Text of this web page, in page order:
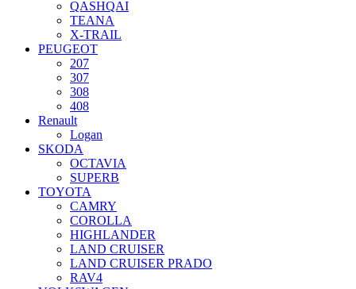
QASHQAI
TEANA
X-TRAIL
PEUGEOT
207
307
308
408
Renault
Logan
SKODA
OCTAVIA
SUPERB
TOYOTA
CAMRY
COROLLA
HIGHLANDER
LAND CRUISER
LAND CRUISER PRADO
RAV4